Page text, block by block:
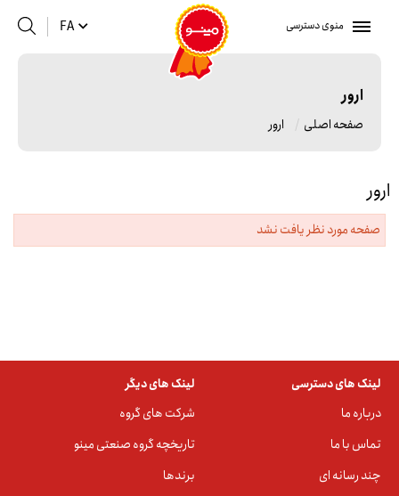
منوی دسترسی FA
ارور
صفحه اصلی ارور
ارور
صفحه مورد نظر یافت نشد
لینک های دسترسی
درباره ما
تماس با ما
چند رسانه ای
لینک های دیگر
شرکت های گروه
تاریخچه گروه صنعتی مینو
برندها